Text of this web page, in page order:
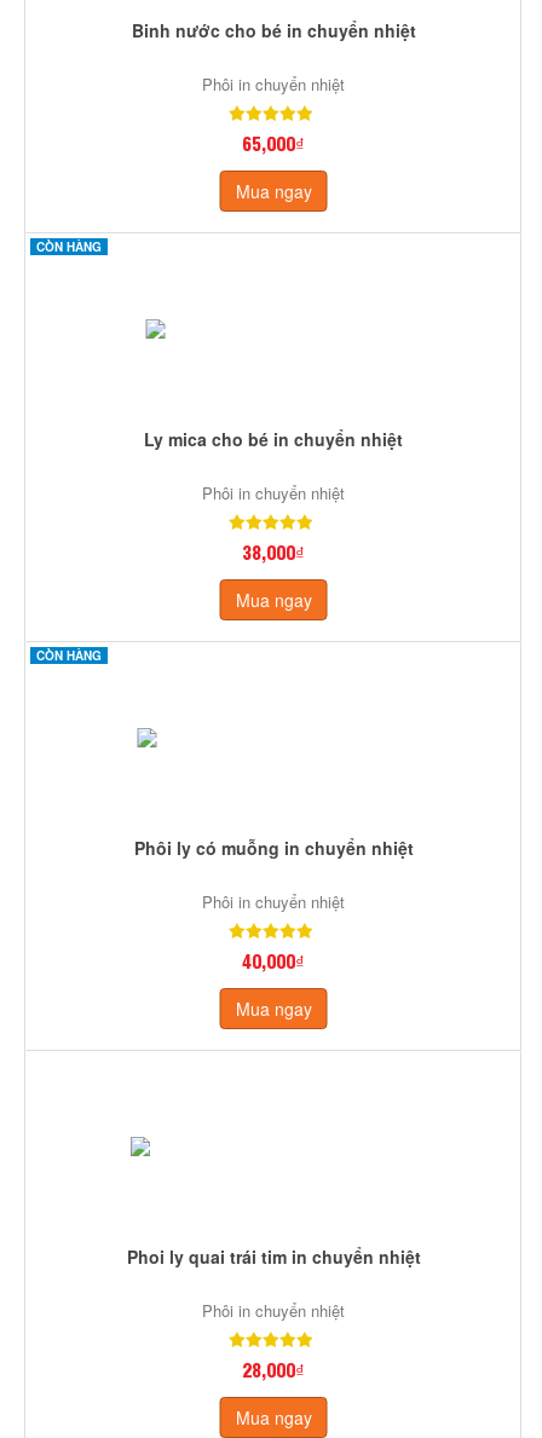
Binh nước cho bé in chuyển nhiệt
Phôi in chuyển nhiệt
65,000₫
Mua ngay
CÒN HÀNG
Ly mica cho bé in chuyển nhiệt
Phôi in chuyển nhiệt
38,000₫
Mua ngay
CÒN HÀNG
Phôi ly có muỗng in chuyển nhiệt
Phôi in chuyển nhiệt
40,000₫
Mua ngay
Phoi ly quai trái tim in chuyển nhiệt
Phôi in chuyển nhiệt
28,000₫
Mua ngay